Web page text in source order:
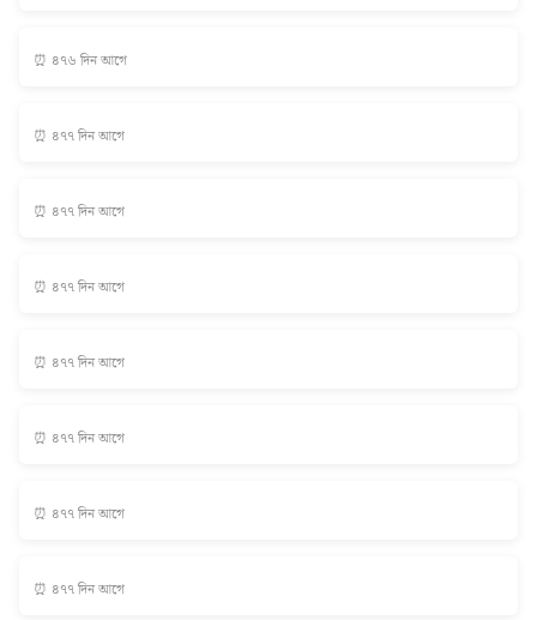
⏰ ৪৭৬ দিন আগে
⏰ ৪৭৭ দিন আগে
⏰ ৪৭৭ দিন আগে
⏰ ৪৭৭ দিন আগে
⏰ ৪৭৭ দিন আগে
⏰ ৪৭৭ দিন আগে
⏰ ৪৭৭ দিন আগে
⏰ ৪৭৭ দিন আগে